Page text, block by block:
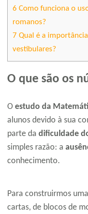
6 Como funciona o
romanos?
7 Qual é a
vestibulares?
O que são os
O estudo da
alunos devido à sua
parte da dificuldade
simples razão: a
conhecimento.
Para construirmos
cartas, de blocos de